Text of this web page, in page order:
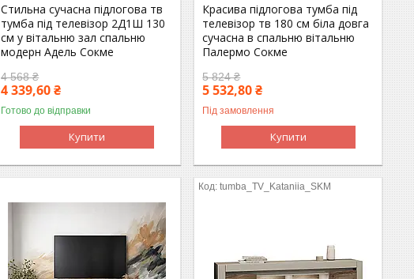
Стильна сучасна підлогова тв
тумба під телевізор 2Д1Ш 130
см у вітальню зал спальню
модерн Адель Сокме
4 568 ₴
4 339,60 ₴
Готово до відправки
Купити
Красива підлогова тумба під
телевізор тв 180 см біла довга
сучасна в спальню вітальню
Палермо Сокме
5 824 ₴
5 532,80 ₴
Під замовлення
Купити
tumba_TV_Kataniia_SKM